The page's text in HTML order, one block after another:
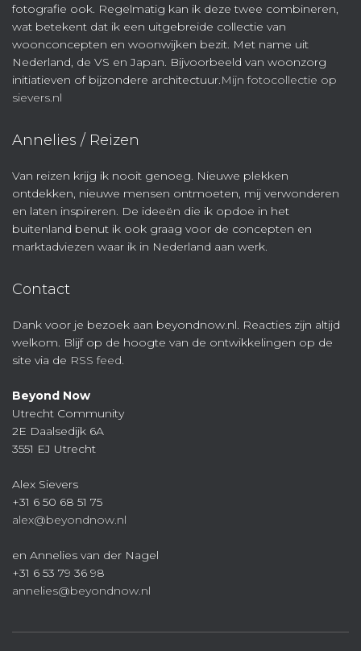
fotografie ook. Regelmatig kan ik deze twee combineren,
wat betekent dat ik een uitgebreide collectie van
woonconcepten en woonwijken bezit. Met name uit
Nederland, de VS en Japan. Bijvoorbeeld van woonzorg
initiatieven of bijzondere architectuur.Mijn fotocollectie op
sievers.nl
Annelies / Reizen
Van reizen krijg ik nooit genoeg. Nieuwe plekken
ontdekken, nieuwe mensen ontmoeten, mij verwonderen
en laten inspireren. De ideeën die ik opdoe in het
buitenland benut ik ook graag voor de concepten en
marktadviezen waar ik in Nederland aan werk.
Contact
Dank voor je bezoek aan beyondnow.nl. Reacties zijn altijd
welkom. Blijf op de hoogte van de ontwikkelingen op de
site via de RSS feed.
Beyond Now
Utrecht Community
2E Daalsedijk 6A
3551 EJ Utrecht
Alex Sievers
+31 6 50 68 51 75
alex@beyondnow.nl
en Annelies van der Nagel
+31 6 53 79 36 98
annelies@beyondnow.nl